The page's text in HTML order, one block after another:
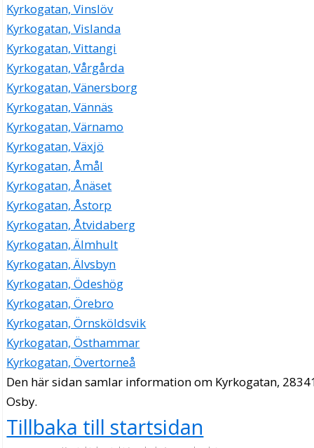
Kyrkogatan, Vinslöv
Kyrkogatan, Vislanda
Kyrkogatan, Vittangi
Kyrkogatan, Vårgårda
Kyrkogatan, Vänersborg
Kyrkogatan, Vännäs
Kyrkogatan, Värnamo
Kyrkogatan, Växjö
Kyrkogatan, Åmål
Kyrkogatan, Ånäset
Kyrkogatan, Åstorp
Kyrkogatan, Åtvidaberg
Kyrkogatan, Älmhult
Kyrkogatan, Älvsbyn
Kyrkogatan, Ödeshög
Kyrkogatan, Örebro
Kyrkogatan, Örnsköldsvik
Kyrkogatan, Östhammar
Kyrkogatan, Övertorneå
Den här sidan samlar information om Kyrkogatan,
Osby.
Tillbaka till startsidan